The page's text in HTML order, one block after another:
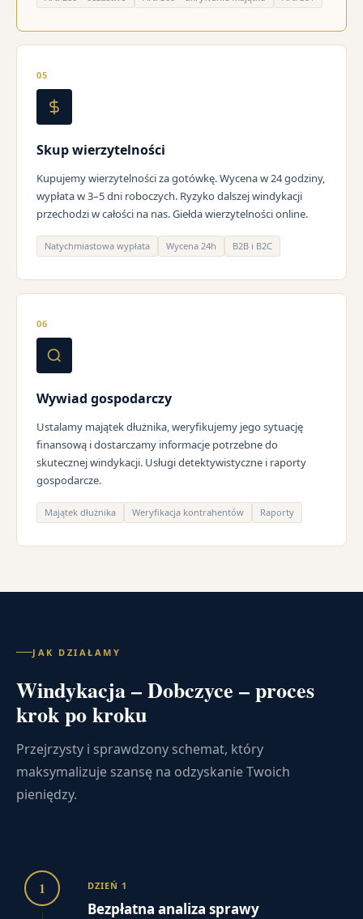
05
Skup wierzytelności
Kupujemy wierzytelności za gotówkę. Wycena w 24 godziny,
wypłata w 3–5 dni roboczych. Ryzyko dalszej windykacji
przechodzi w całości na nas. Giełda wierzytelności online.
Natychmiastowa wypłata Wycena 24h B2B i B2C
06
Wywiad gospodarczy
Ustalamy majątek dłużnika, weryfikujemy jego sytuację
finansową i dostarczamy informacje potrzebne do
skutecznej windykacji. Usługi detektywistyczne i raporty
gospodarcze.
Majątek dłużnika Weryfikacja kontrahentów Raporty
JAK DZIAŁAMY
Windykacja – Dobczyce – proces
krok po kroku
Przejrzysty i sprawdzony schemat, który
maksymalizuje szansę na odzyskanie Twoich
pieniędzy.
1 DZIEŃ 1
Bezpłatna analiza sprawy